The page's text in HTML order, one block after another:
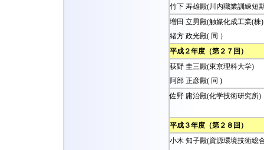
竹下 寿雄殿(川内職業訓練短
増田 立男殿(触媒化成工業(株
緒方 政光殿( 同 ）
平成２年度（第２７回）
荻野 圭三殿(東京理科大学)
阿部 正彦殿( 同 )
佐野 庸治殿(化学技術研究所)
平成３年度（第２８回）
小木 知子殿(資源環境技術総